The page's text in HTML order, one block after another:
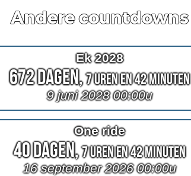
Andere countdowns
Ek 2028
672 Dagen,7 Uren en 42 Minuten
9 juni 2028 00:00u
One ride
40 Dagen,7 Uren en 42 Minuten
16 september 2026 00:00u